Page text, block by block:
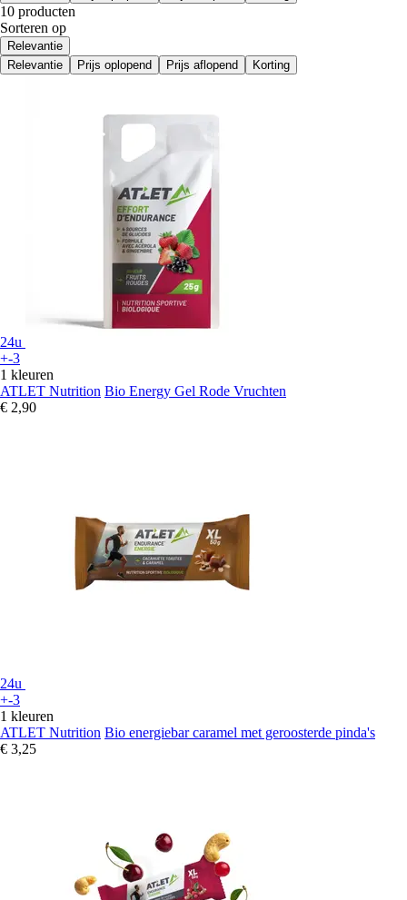
10 producten
Sorteren op
Relevantie
Relevantie
Prijs oplopend Prijs aflopend Korting
24u
+-3
1 kleuren
ATLET Nutrition Bio Energy Gel Rode Vruchten
€ 2,90
24u
+-3
1 kleuren
ATLET Nutrition Bio energiebar caramel met geroosterde pinda's
€ 3,25